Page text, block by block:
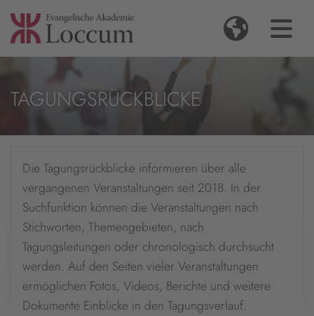
TAGUNGSRÜCKBLICKE
Die Tagungsrückblicke informieren über alle
vergangenen Veranstaltungen seit 2018. In der
Suchfunktion können die Veranstaltungen nach
Stichworten, Themengebieten, nach
Tagungsleitungen oder chronologisch durchsucht
werden. Auf den Seiten vieler Veranstaltungen
ermöglichen Fotos, Videos, Berichte und weitere
Dokumente Einblicke in den Tagungsverlauf.